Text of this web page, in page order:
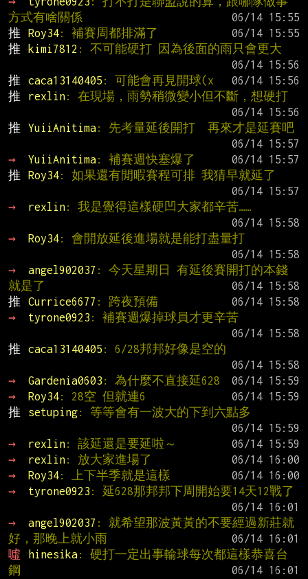
方式有啥關係
推
Roy34: 補賽周都排滿了
推
kimi7812 : 不可能硬打 因為後面的雨只會更大
推
caca13140405 : 可能會再見開球(x
推
rexlin: 在現場，雨勢稍微變小但不斷，想硬打
推
YuiiAnitima: 先考量延後開打  再來才是延賽吧
→
YuiiAnitima: 補賽週快塞爆了
推
Roy34: 如果還有閒暇賽程可排 我猜早就延了
→
rexlin: 我是覺得這樣硬凹大家都辛苦……
→
Roy34: 會開放延後進場就是能打盡量打
→
angel902037 : 今天星期日 有延後賽開打的本錢
就是了
推
Currice6677 : 跨夜預備
→
tyrone0923 : 補賽週爆掉球員才更辛苦
推
caca13140405 : 6/28邦邦好像是空的
→
Gardenia0603 : 為什麼不直接延628
→
Roy34: 28空 但就連6
推
setuping: 等等會有一波大的下到六點多
→
rexlin: 該延還是要延啦～
→
rexlin: 放大家進場了
→
Roy34: 上下半季就是這樣
→
tyrone0923 : 延628那邦邦下周開始要14天12戰了
→
angel902037 : 就希望那波黃黃的不要經過新莊就
好，那晚上就小雨
噓
hinesika: 硬打一定出事輸球每次都這樣恭喜台
鋼